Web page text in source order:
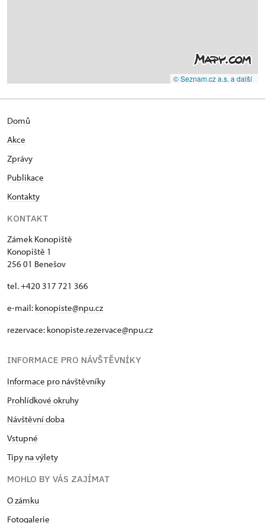
© Seznam.cz a.s. a další
Domů
Akce
Zprávy
Publikace
Kontakty
KONTAKT
Zámek Konopiště
Konopiště 1
256 01 Benešov
tel. +420 317 721 366
e-mail: konopiste@npu.cz
rezervace: konopiste.rezervace@npu.cz
INFORMACE PRO NÁVŠTĚVNÍKY
Informace pro návštěvníky
Prohlídkové okruhy
Návštěvní doba
Vstupné
Tipy na výlety
MOHLO BY VÁS ZAJÍMAT
O zámku
Fotogalerie